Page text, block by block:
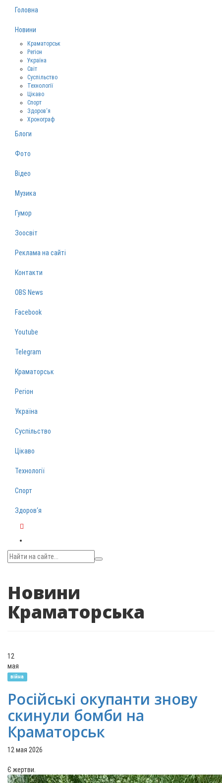
Головна
Новини
Краматорськ
Регіон
Україна
Світ
Суспільство
Технології
Цікаво
Спорт
Здоров‘я
Хронограф
Блоги
Фото
Відео
Музика
Гумор
Зоосвіт
Реклама на сайті
Контакти
OBS News
Facebook
Youtube
Telegram
Краматорськ
Регіон
Україна
Суспільство
Цікаво
Технології
Спорт
Здоров‘я
Новини
Краматорська
12
мая
війна
Російські окупанти знову
скинули бомби на
Краматорськ
12 мая 2026
Є жертви.